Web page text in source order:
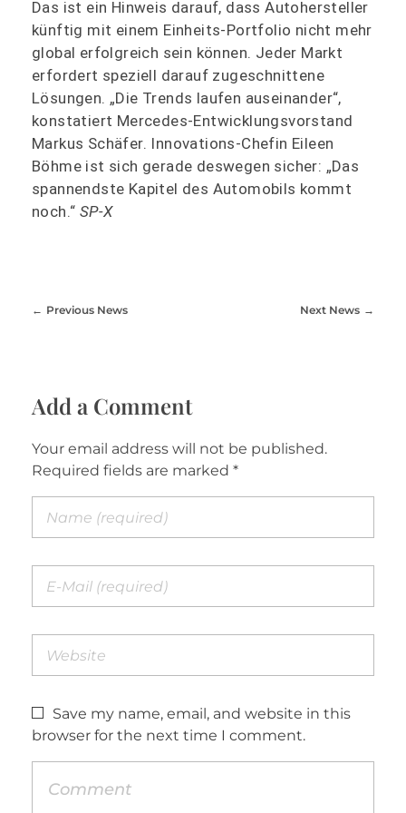
Das ist ein Hinweis darauf, dass Autohersteller
künftig mit einem Einheits-Portfolio nicht mehr
global erfolgreich sein können. Jeder Markt
erfordert speziell darauf zugeschnittene
Lösungen. „Die Trends laufen auseinander“,
konstatiert Mercedes-Entwicklungsvorstand
Markus Schäfer. Innovations-Chefin Eileen
Böhme ist sich gerade deswegen sicher: „Das
spannendste Kapitel des Automobils kommt
noch.“ SP-X
Previous News Next News
Add a Comment
Your email address will not be published.
Required fields are marked *
Save my name, email, and website in this
browser for the next time I comment.